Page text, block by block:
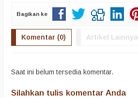
Bagikan ke
Komentar (0) Artikel Lainnya
Saat ini belum tersedia komentar.
Silahkan tulis komentar Anda